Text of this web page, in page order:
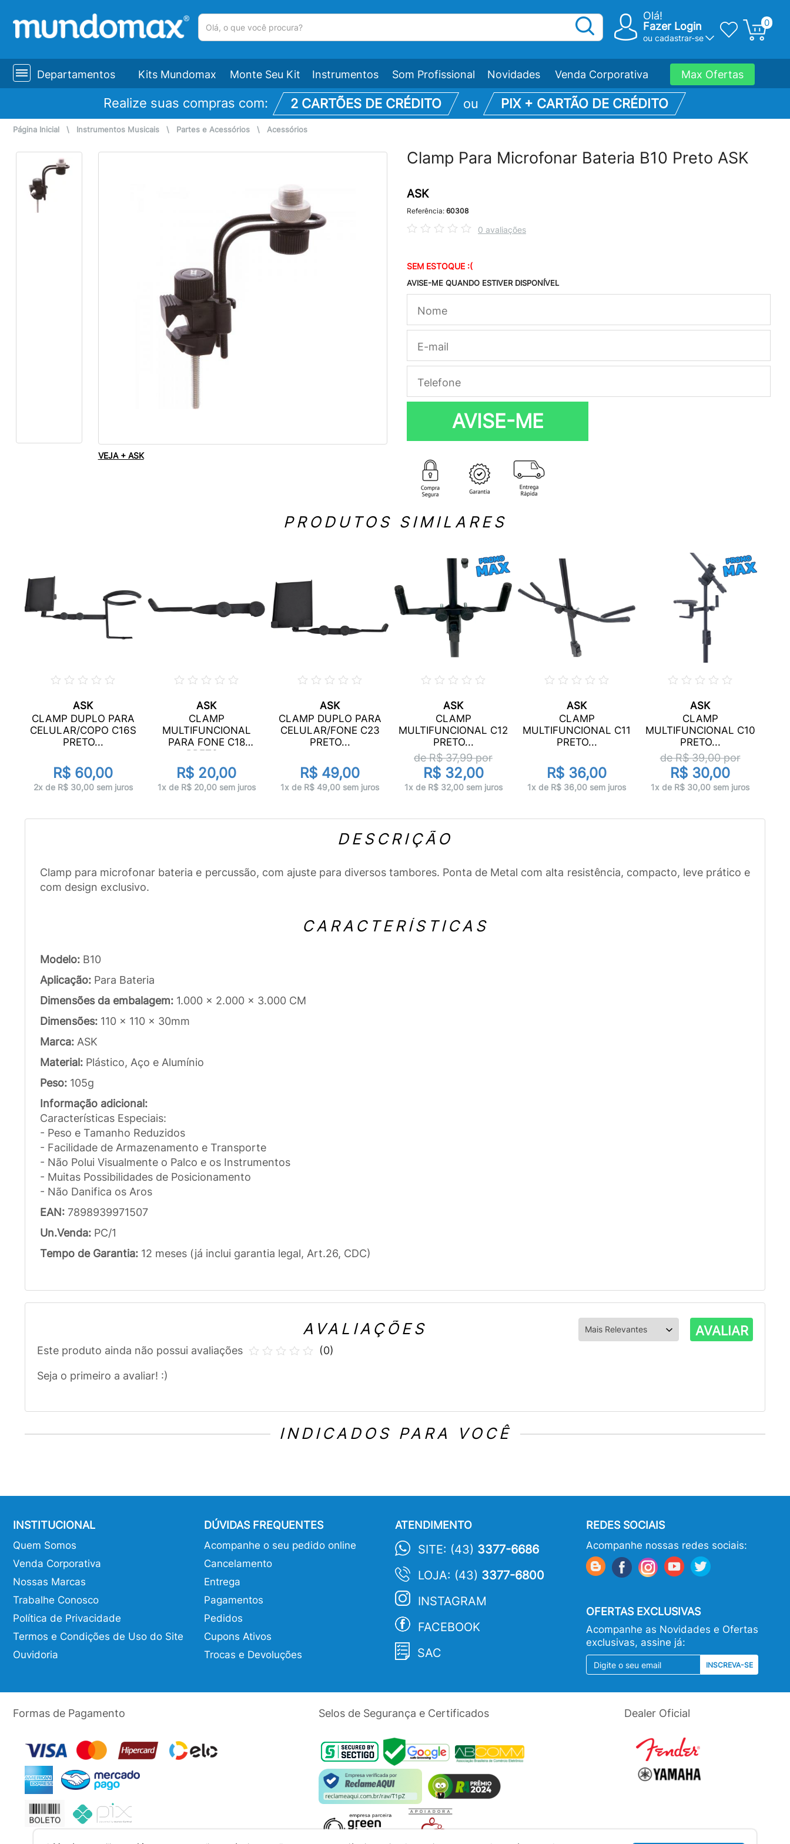
Olá!
Fazer Login
ou cadastrar-se
0
Departamentos Kits Mundomax Monte Seu Kit Instrumentos Som Profissional Novidades Venda Corporativa Max Ofertas
Realize suas compras com: 2 CARTÕES DE CRÉDITO ou PIX + CARTÃO DE CRÉDITO
Página Inicial \ Instrumentos Musicais \ Partes e Acessórios \ Acessórios
VEJA + ASK
Clamp Para Microfonar Bateria B10 Preto ASK
ASK
Referência: 60308
0 avaliações
SEM ESTOQUE :(
AVISE-ME QUANDO ESTIVER DISPONÍVEL
AVISE-ME
PRODUTOS SIMILARES
ASK
CLAMP DUPLO PARA
CELULAR/COPO C16S
PRETO...
R$ 60,00
2x de R$ 30,00 sem juros
ASK
CLAMP
MULTIFUNCIONAL
PARA FONE C18
PRETO...
R$ 20,00
1x de R$ 20,00 sem juros
ASK
CLAMP DUPLO PARA
CELULAR/FONE C23
PRETO...
R$ 49,00
1x de R$ 49,00 sem juros
ASK
CLAMP
MULTIFUNCIONAL C12
PRETO...
de R$37,99por
R$ 32,00
1x de R$ 32,00 sem juros
ASK
CLAMP
MULTIFUNCIONAL C11
PRETO...
R$ 36,00
1x de R$ 36,00 sem juros
ASK
CLAMP
MULTIFUNCIONAL C10
PRETO...
de R$39,00por
R$ 30,00
1x de R$ 30,00 sem juros
DESCRIÇÃO
Clamp para microfonar bateria e percussão, com ajuste para diversos tambores. Ponta de Metal com alta resistência, compacto, leve prático e
com design exclusivo.
CARACTERÍSTICAS
Modelo: B10
Aplicação: Para Bateria
Dimensões da embalagem: 1.000 x 2.000 x 3.000 CM
Dimensões: 110 x 110 x 30mm
Marca: ASK
Material: Plástico, Aço e Alumínio
Peso: 105g
Informação adicional:
Características Especiais:
- Peso e Tamanho Reduzidos
- Facilidade de Armazenamento e Transporte
- Não Polui Visualmente o Palco e os Instrumentos
- Muitas Possibilidades de Posicionamento
- Não Danifica os Aros
EAN: 7898939971507
Un.Venda: PC/1
Tempo de Garantia: 12 meses (já inclui garantia legal, Art.26, CDC)
AVALIAÇÕES AVALIAR
Este produto ainda não possui avaliações
Seja o primeiro a avaliar! :)
(0)
INDICADOS PARA VOCÊ
INSTITUCIONAL
Quem Somos
Venda Corporativa
Nossas Marcas
Trabalhe Conosco
Política de Privacidade
Termos e Condições de Uso do Site
Ouvidoria
DÚVIDAS FREQUENTES
Acompanhe o seu pedido online
Cancelamento
Entrega
Pagamentos
Pedidos
Cupons Ativos
Trocas e Devoluções
ATENDIMENTO
SITE: (43) 3377-6686
LOJA: (43) 3377-6800
INSTAGRAM
FACEBOOK
SAC
REDES SOCIAIS
Acompanhe nossas redes sociais:
OFERTAS EXCLUSIVAS
Acompanhe as Novidades e Ofertas
exclusivas, assine já:
INSCREVA-SE
Formas de Pagamento Selos de Segurança e Certificados Dealer Oficial